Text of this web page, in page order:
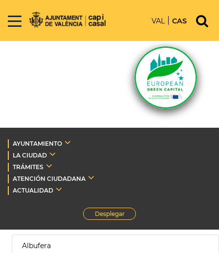
VAL CAS
AYUNTAMIENTO
LA CIUDAD
TRÁMITES
ATENCIÓN CIUDADANA
ACTUALIDAD
Desplegar
Albufera